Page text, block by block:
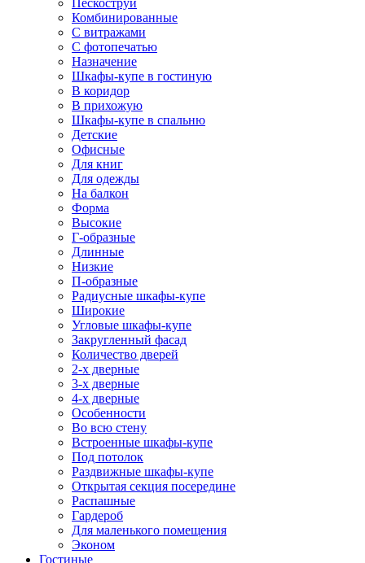
Пескоструй
Комбинированные
С витражами
С фотопечатью
Назначение
Шкафы-купе в гостиную
В коридор
В прихожую
Шкафы-купе в спальню
Детские
Офисные
Для книг
Для одежды
На балкон
Форма
Высокие
Г-образные
Длинные
Низкие
П-образные
Радиусные шкафы-купе
Широкие
Угловые шкафы-купе
Закругленный фасад
Количество дверей
2-х дверные
3-х дверные
4-х дверные
Особенности
Во всю стену
Встроенные шкафы-купе
Под потолок
Раздвижные шкафы-купе
Открытая секция посередине
Распашные
Гардероб
Для маленького помещения
Эконом
Гостиные